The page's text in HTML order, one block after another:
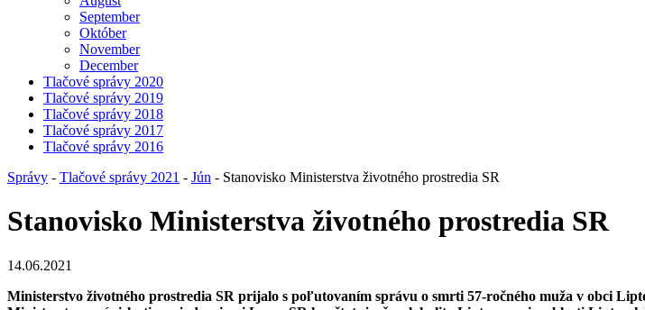
September
Október
November
December
Tlačové správy 2020
Tlačové správy 2019
Tlačové správy 2018
Tlačové správy 2017
Tlačové správy 2016
Správy - Tlačové správy 2021 - Jún - Stanovisko Ministerstva životného prostredia SR
Stanovisko Ministerstva životného prostredia SR
14.06.2021
Ministerstvo životného prostredia SR prijalo s poľutovaním správu o smrti 57-ročného muža v obci